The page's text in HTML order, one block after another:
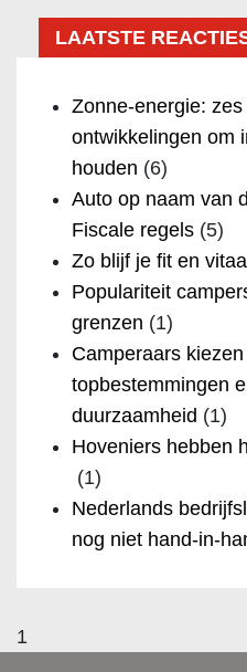
LAATSTE
Zonne-energie:
ontwikkelingen om
houden (6)
Auto op naam van
Fiscale regels (5)
Zo blijf je fit en
Populariteit
grenzen (1)
Camperaars
topbestemmingen
duurzaamheid (1)
Hoveniers hebben
(1)
Nederlands
nog niet hand-in-
1